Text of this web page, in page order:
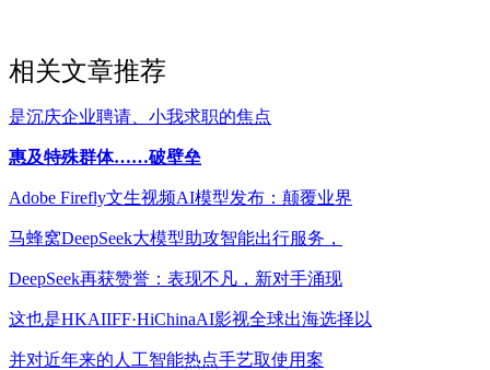
相关文章推荐
是沉庆企业聘请、小我求职的焦点
惠及特殊群体……破壁垒
Adobe Firefly文生视频AI模型发布：颠覆业界
马蜂窝DeepSeek大模型助攻智能出行服务，
DeepSeek再获赞誉：表现不凡，新对手涌现
这也是HKAIIFF·HiChinaAI影视全球出海选择以
并对近年来的人工智能热点手艺取使用案